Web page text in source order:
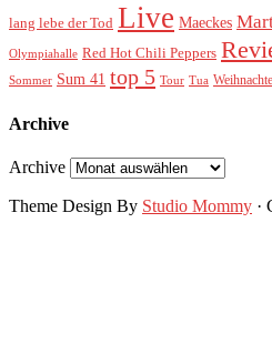
lang lebe der Tod Live Maeckes
Olympiahalle Red Hot Chili Peppers
Sommer Sum 41 top 5 Tour Tua
Archive
Archive
Theme Design By Studio Mommy ·